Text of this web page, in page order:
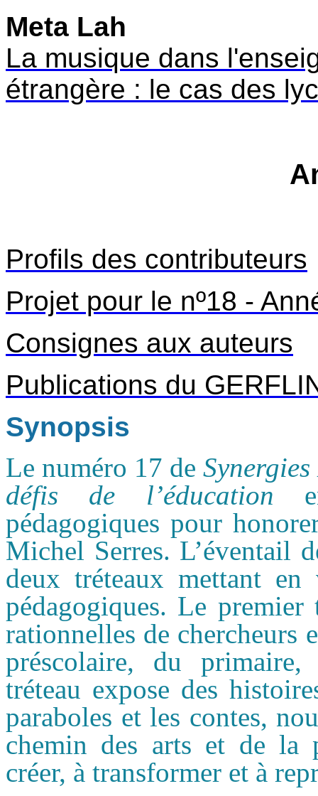
Meta Lah
La musique dans
étrangère : le cas des
Profils des contributeurs
Projet pour le nº18 -
Consignes aux auteurs
Publications du
Synopsis
Le numéro 17 de
défis de l’éducation
pédagogiques pour
Michel Serres. L’éventail
deux tréteaux mettant
pédagogiques. Le
rationnelles de chercheurs
préscolaire, du
tréteau expose des
paraboles et les contes,
chemin des arts et de la
créer, à transformer et à